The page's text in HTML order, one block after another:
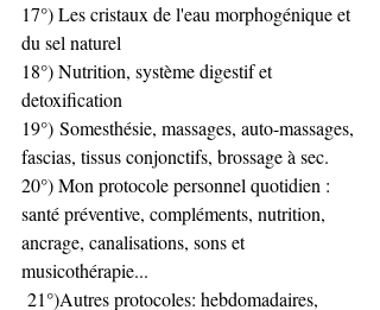
17°) Les cristaux de l'eau morphogénique et
du sel naturel
18°) Nutrition, système digestif et
detoxification
19°) Somesthésie, massages, auto-massages,
fascias, tissus conjonctifs, brossage à sec.
20°) Mon protocole personnel quotidien :
santé préventive, compléments, nutrition,
ancrage, canalisations, sons et
musicothérapie...
21°)Autres protocoles: hebdomadaires,